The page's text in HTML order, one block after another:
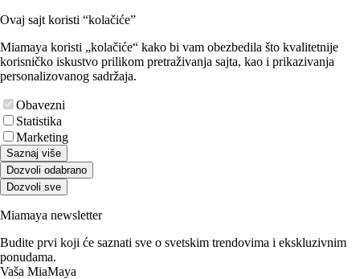
Ovaj sajt koristi “kolačiće”
Miamaya koristi „kolačiće“ kako bi vam obezbedila što kvalitetnije
korisničko iskustvo prilikom pretraživanja sajta, kao i prikazivanja
personalizovanog sadržaja.
Obavezni
Statistika
Marketing
Saznaj više
Dozvoli odabrano
Dozvoli sve
Miamaya newsletter
Budite prvi koji će saznati sve o svetskim trendovima i ekskluzivnim
ponudama.
Vaša MiaMaya